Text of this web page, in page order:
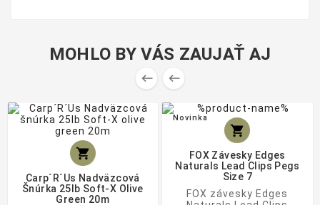
MOHLO BY VÁS ZAUJAŤ AJ
 

Carp´R´Us Nadväzcová
Šnúrka 25lb Soft-X Olive
Green 20m
Novinka

FOX Závesky Edges
Naturals Lead Clips Pegs
Size 7
FOX závesky Edges